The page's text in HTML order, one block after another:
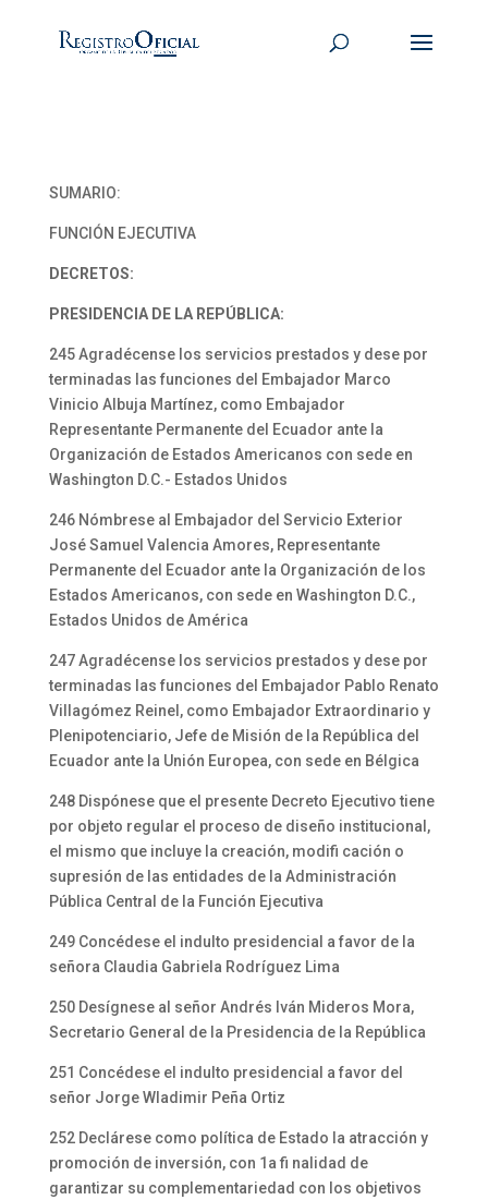
SUMARIO:
FUNCIÓN EJECUTIVA
DECRETOS:
PRESIDENCIA DE LA REPÚBLICA:
245 Agradécense los servicios prestados y dese por
terminadas las funciones del Embajador Marco
Vinicio Albuja Martínez, como Embajador
Representante Permanente del Ecuador ante la
Organización de Estados Americanos con sede en
Washington D.C.- Estados Unidos
246 Nómbrese al Embajador del Servicio Exterior
José Samuel Valencia Amores, Representante
Permanente del Ecuador ante la Organización de los
Estados Americanos, con sede en Washington D.C.,
Estados Unidos de América
247 Agradécense los servicios prestados y dese por
terminadas las funciones del Embajador Pablo Renato
Villagómez Reinel, como Embajador Extraordinario y
Plenipotenciario, Jefe de Misión de la República del
Ecuador ante la Unión Europea, con sede en Bélgica
248 Dispónese que el presente Decreto Ejecutivo tiene
por objeto regular el proceso de diseño institucional,
el mismo que incluye la creación, modifi cación o
supresión de las entidades de la Administración
Pública Central de la Función Ejecutiva
249 Concédese el indulto presidencial a favor de la
señora Claudia Gabriela Rodríguez Lima
250 Desígnese al señor Andrés Iván Mideros Mora,
Secretario General de la Presidencia de la República
251 Concédese el indulto presidencial a favor del
señor Jorge Wladimir Peña Ortiz
252 Declárese como política de Estado la atracción y
promoción de inversión, con 1a fi nalidad de
garantizar su complementariedad con los objetivos